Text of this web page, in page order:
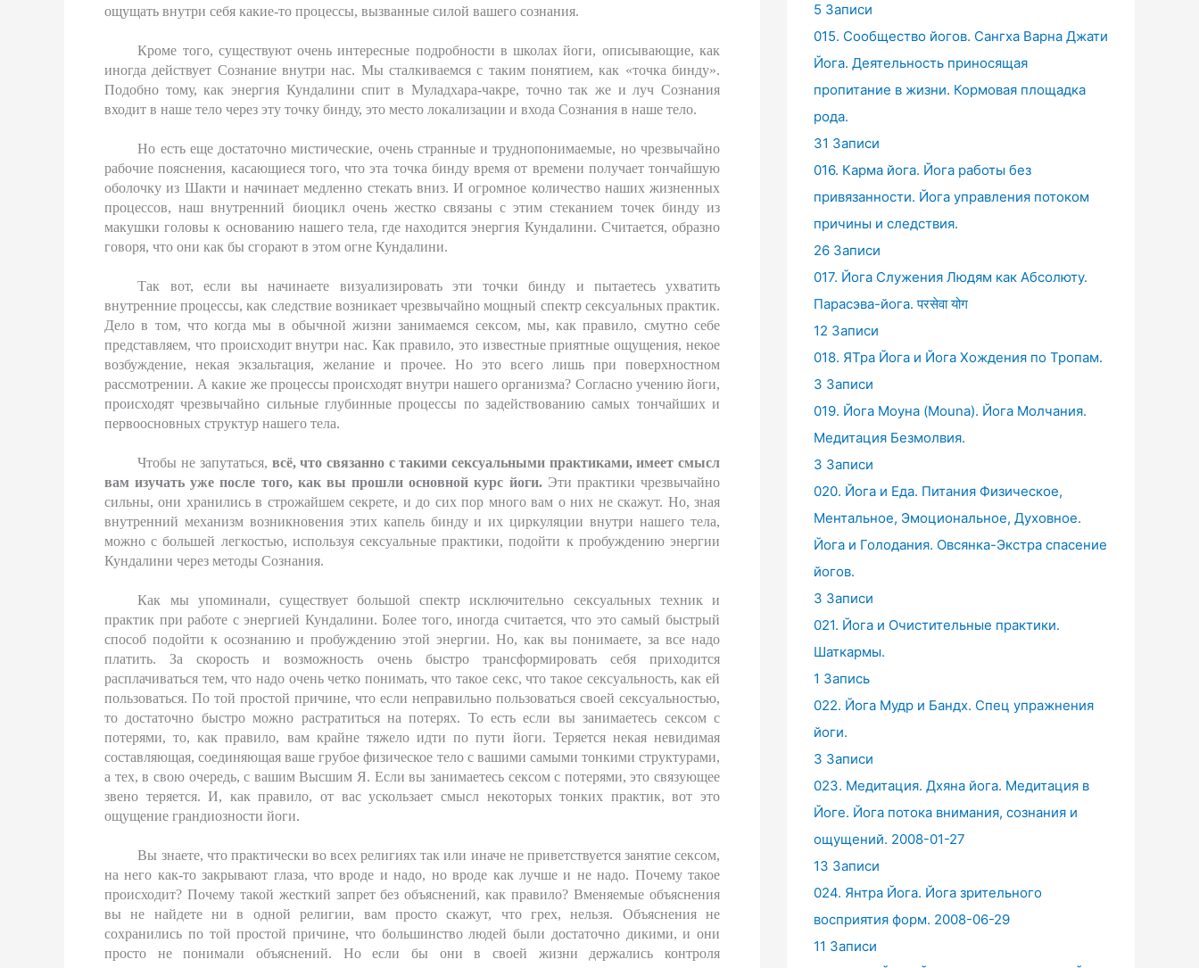
ощущать внутри себя какие-то процессы, вызванные силой вашего сознания.
Кроме того, существуют очень интересные подробности в школах йоги, описывающие, как
иногда действует Сознание внутри нас. Мы сталкиваемся с таким понятием, как «точка бинду».
Подобно тому, как энергия Кундалини спит в Муладхара-чакре, точно так же и луч Сознания
входит в наше тело через эту точку бинду, это место локализации и входа Сознания в наше тело.
Но есть еще достаточно мистические, очень странные и труднопонимаемые, но чрезвычайно
рабочие пояснения, касающиеся того, что эта точка бинду время от времени получает тончайшую
оболочку из Шакти и начинает медленно стекать вниз. И огромное количество наших жизненных
процессов, наш внутренний биоцикл очень жестко связаны с этим стеканием точек бинду из
макушки головы к основанию нашего тела, где находится энергия Кундалини. Считается, образно
говоря, что они как бы сгорают в этом огне Кундалини.
Так вот, если вы начинаете визуализировать эти точки бинду и пытаетесь ухватить
внутренние процессы, как следствие возникает чрезвычайно мощный спектр сексуальных практик.
Дело в том, что когда мы в обычной жизни занимаемся сексом, мы, как правило, смутно себе
представляем, что происходит внутри нас. Как правило, это известные приятные ощущения, некое
возбуждение, некая экзальтация, желание и прочее. Но это всего лишь при поверхностном
рассмотрении. А какие же процессы происходят внутри нашего организма? Согласно учению йоги,
происходят чрезвычайно сильные глубинные процессы по задействованию самых тончайших и
первоосновных структур нашего тела.
Чтобы не запутаться, всё, что связанно с такими сексуальными практиками, имеет смысл
вам изучать уже после того, как вы прошли основной курс йоги.Эти практики чрезвычайно
сильны, они хранились в строжайшем секрете, и до сих пор много вам о них не скажут. Но, зная
внутренний механизм возникновения этих капель бинду и их циркуляции внутри нашего тела,
можно с большей легкостью, используя сексуальные практики, подойти к пробуждению энергии
Кундалини через методы Сознания.
Как мы упоминали, существует большой спектр исключительно сексуальных техник и
практик при работе с энергией Кундалини. Более того, иногда считается, что это самый быстрый
способ подойти к осознанию и пробуждению этой энергии. Но, как вы понимаете, за все надо
платить. За скорость и возможность очень быстро трансформировать себя приходится
расплачиваться тем, что надо очень четко понимать, что такое секс, что такое сексуальность, как ей
пользоваться. По той простой причине, что если неправильно пользоваться своей сексуальностью,
то достаточно быстро можно растратиться на потерях. То есть если вы занимаетесь сексом с
потерями, то, как правило, вам крайне тяжело идти по пути йоги. Теряется некая невидимая
составляющая, соединяющая ваше грубое физическое тело с вашими самыми тонкими структурами,
а тех, в свою очередь, с вашим Высшим Я. Если вы занимаетесь сексом с потерями, это связующее
звено теряется. И, как правило, от вас ускользает смысл некоторых тонких практик, вот это
ощущение грандиозности йоги.
Вы знаете, что практически во всех религиях так или иначе не приветствуется занятие сексом,
на него как-то закрывают глаза, что вроде и надо, но вроде как лучше и не надо. Почему такое
происходит? Почему такой жесткий запрет без объяснений, как правило? Вменяемые объяснения
вы не найдете ни в одной религии, вам просто скажут, что грех, нельзя. Объяснения не
сохранились по той простой причине, что большинство людей были достаточно дикими, и они
просто не понимали объяснений. Но если бы они в своей жизни держались контроля
5 Записи
015. Сообщество йогов. Сангха Варна Джати
Йога. Деятельность приносящая
пропитание в жизни. Кормовая площадка
рода.
31 Записи
016. Карма йога. Йога работы без
привязанности. Йога управления потоком
причины и следствия.
26 Записи
017. Йога Служения Людям как Абсолюту.
Парасэва-йога. परसेवा योग
12 Записи
018. ЯТра Йога и Йога Хождения по Тропам.
3 Записи
019. Йога Моуна (Mouna). Йога Молчания.
Медитация Безмолвия.
3 Записи
020. Йога и Еда. Питания Физическое,
Ментальное, Эмоциональное, Духовное.
Йога и Голодания. Овсянка-Экстра спасение
йогов.
3 Записи
021. Йога и Очистительные практики.
Шаткармы.
1 Запись
022. Йога Мудр и Бандх. Спец упражнения
йоги.
3 Записи
023. Медитация. Дхяна йога. Медитация в
Йоге. Йога потока внимания, сознания и
ощущений. 2008-01-27
13 Записи
024. Янтра Йога. Йога зрительного
восприятия форм. 2008-06-29
11 Записи